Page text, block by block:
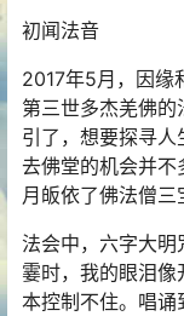
初闻法音
2017年5月，因缘
第三世多杰羌佛
引了，想要探寻
去佛堂的机会并不
月皈依了佛法僧三
法会中，六字大明
霎时，我的眼泪
本控制不住。唱